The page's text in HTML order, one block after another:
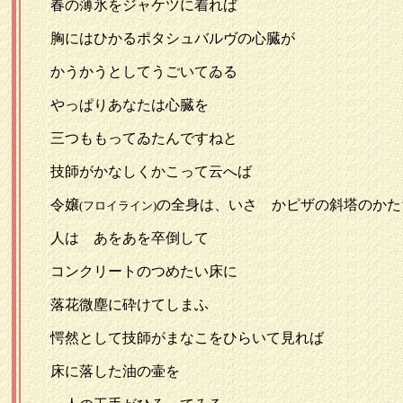
春の薄氷をジャケツに着れば
胸にはひかるポタシュバルヴの心臓が
かうかうとしてうごいてゐる
やっぱりあなたは心臓を
三つももってゐたんですねと
技師がかなしくかこって云へば
令嬢(フロイライン)の全身は、いさゝかピザの斜塔のか
人は あをあを卒倒して
コンクリートのつめたい床に
落花微塵に砕けてしまふ
愕然として技師がまなこをひらいて見れば
床に落した油の壷を